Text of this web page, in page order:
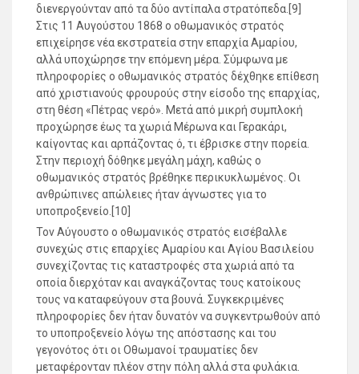
διενεργούνταν από τα δύο αντίπαλα στρατόπεδα.[9]
Στις 11 Αυγούστου 1868 ο οθωμανικός στρατός
επιχείρησε νέα εκστρατεία στην επαρχία Αμαρίου,
αλλά υποχώρησε την επόμενη μέρα. Σύμφωνα με
πληροφορίες ο οθωμανικός στρατός δέχθηκε επίθεση
από χριστιανούς φρουρούς στην είσοδο της επαρχίας,
στη θέση «Πέτρας νερό». Μετά από μικρή συμπλοκή
προχώρησε έως τα χωριά Μέρωνα και Γερακάρι,
καίγοντας και αρπάζοντας ό, τι έβρισκε στην πορεία.
Στην περιοχή δόθηκε μεγάλη μάχη, καθώς ο
οθωμανικός στρατός βρέθηκε περικυκλωμένος. Οι
ανθρώπινες απώλειες ήταν άγνωστες για το
υποπροξενείο.[10]
Τον Αύγουστο ο οθωμανικός στρατός εισέβαλλε
συνεχώς στις επαρχίες Αμαρίου και Αγίου Βασιλείου
συνεχίζοντας τις καταστροφές στα χωριά από τα
οποία διερχόταν και αναγκάζοντας τους κατοίκους
τους να καταφεύγουν στα βουνά. Συγκεκριμένες
πληροφορίες δεν ήταν δυνατόν να συγκεντρωθούν από
το υποπροξενείο λόγω της απόστασης και του
γεγονότος ότι οι Οθωμανοί τραυματίες δεν
μεταφέρονταν πλέον στην πόλη αλλά στα φυλάκια.